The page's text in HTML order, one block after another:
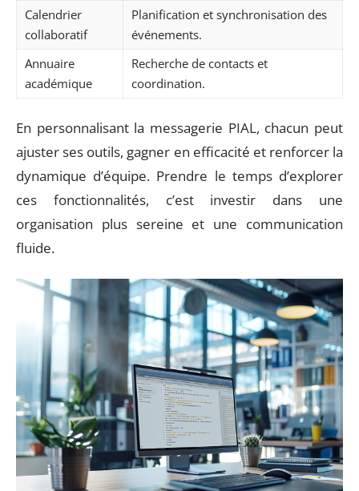
Calendrier
collaboratif
Planification et synchronisation des
événements.
Annuaire
académique
Recherche de contacts et
coordination.
En personnalisant la messagerie PIAL, chacun peut
ajuster ses outils, gagner en efficacité et renforcer la
dynamique d’équipe. Prendre le temps d’explorer
ces fonctionnalités, c’est investir dans une
organisation plus sereine et une communication
fluide.